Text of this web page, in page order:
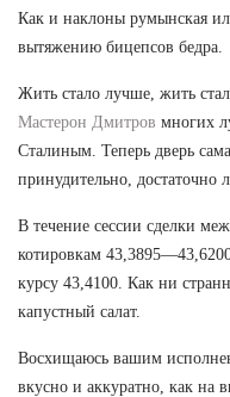
Как и наклоны румынская
вытяжению бицепсов бедра.
Жить стало лучше, жить
Мастерон Дмитров многих
Сталиным. Теперь дверь
принудительно, достаточно
В течение сессии сделки
котировкам
курсу 43,4100. Как ни
капустный салат.
Восхищаюсь вашим
вкусно и аккуратно, как на